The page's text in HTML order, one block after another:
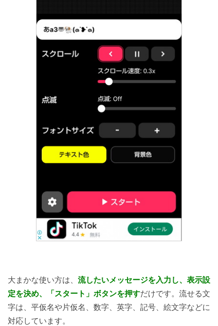
大まかな使い方は、 流したいメッセージを入力し、表示設
定を決め、「スタート」ボタンを押すだけです。流せる文
字は、平仮名や片仮名、数字、英字、記号、絵文字などに
対応しています。